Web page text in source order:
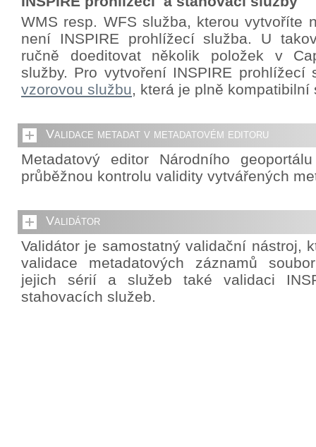
WMS resp. WFS služba, kterou vytvoříte
není INSPIRE prohlížecí služba. U
ručně doeditovat několik položek v
služby. Pro vytvoření INSPIRE prohlížecí
vzorovou službu, která je plně kompatibilní
Validace metadat v metadatovém editoru
Metadatový editor Národního
průběžnou kontrolu validity vytvářených
Validátor
Validátor je samostatný validační nástroj,
validace metadatových záznamů
jejich sérií a služeb také validaci
stahovacích služeb.